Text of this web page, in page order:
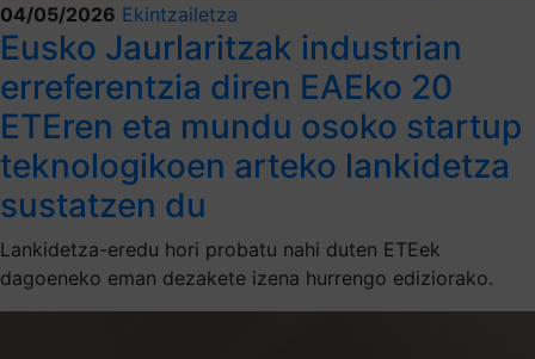
04/05/2026 Ekintzailetza
Eusko Jaurlaritzak industrian
erreferentzia diren EAEko 20
ETEren eta mundu osoko startup
teknologikoen arteko lankidetza
sustatzen du
Lankidetza-eredu hori probatu nahi duten ETEek
dagoeneko eman dezakete izena hurrengo ediziorako.